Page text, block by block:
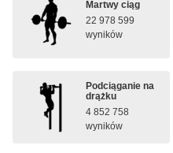
Martwy ciąg
22 978 599
wyników
Podciąganie na
drążku
4 852 758
wyników